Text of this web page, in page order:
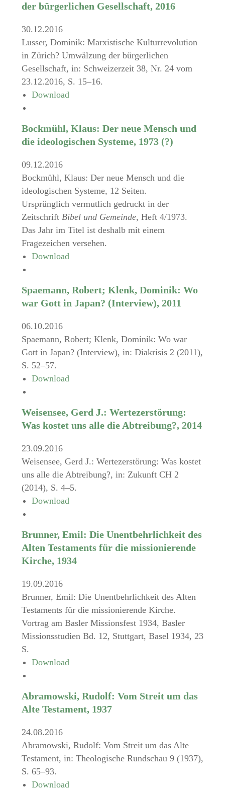
der bürgerlichen Gesellschaft, 2016
30.12.2016
Lusser, Dominik: Marxistische Kulturrevolution
in Zürich? Umwälzung der bürgerlichen
Gesellschaft, in: Schweizerzeit 38, Nr. 24 vom
23.12.2016, S. 15–16.
Download
Bockmühl, Klaus: Der neue Mensch und
die ideologischen Systeme, 1973 (?)
09.12.2016
Bockmühl, Klaus: Der neue Mensch und die
ideologischen Systeme, 12 Seiten.
Ursprünglich vermutlich gedruckt in der
Zeitschrift Bibel und Gemeinde, Heft 4/1973.
Das Jahr im Titel ist deshalb mit einem
Fragezeichen versehen.
Download
Spaemann, Robert; Klenk, Dominik: Wo
war Gott in Japan? (Interview), 2011
06.10.2016
Spaemann, Robert; Klenk, Dominik: Wo war
Gott in Japan? (Interview), in: Diakrisis 2 (2011),
S. 52–57.
Download
Weisensee, Gerd J.: Wertezerstörung:
Was kostet uns alle die Abtreibung?, 2014
23.09.2016
Weisensee, Gerd J.: Wertezerstörung: Was kostet
uns alle die Abtreibung?, in: Zukunft CH 2
(2014), S. 4–5.
Download
Brunner, Emil: Die Unentbehrlichkeit des
Alten Testaments für die missionierende
Kirche, 1934
19.09.2016
Brunner, Emil: Die Unentbehrlichkeit des Alten
Testaments für die missionierende Kirche.
Vortrag am Basler Missionsfest 1934, Basler
Missionsstudien Bd. 12, Stuttgart, Basel 1934, 23
S.
Download
Abramowski, Rudolf: Vom Streit um das
Alte Testament, 1937
24.08.2016
Abramowski, Rudolf: Vom Streit um das Alte
Testament, in: Theologische Rundschau 9 (1937),
S. 65–93.
Download